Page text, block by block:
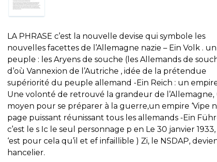
LA PHRASE c’est la nouvelle devise qui symbole les
nouvelles facettes de l’Allemagne nazie – Ein Volk . un
peuple : les Aryens de souche (les Allemands de
d’où Vannexion de l’Autriche , idée de la prétendue
supériorité du peuple allemand -Ein Reich : un
Une volonté de retrouvé la grandeur de l’Allemagne,
moyen pour se préparer à la guerre,un empire ‘Vipe
page puissant réunissant tous les allemands -Ein
c’est le s Ic le seul personnage p en Le 30 janvier
‘est pour cela qu’il et ef infaillible ) Zi, le NSDAP,
hancelier.